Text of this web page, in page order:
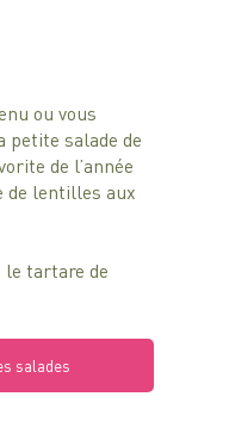
ou vous
petite salade de
de l’année
de lentilles aux
le tartare de
salades